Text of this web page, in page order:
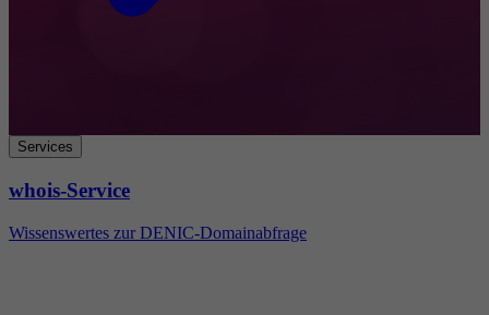
Services
whois-Service
Wissenswertes zur DENIC-Domainabfrage